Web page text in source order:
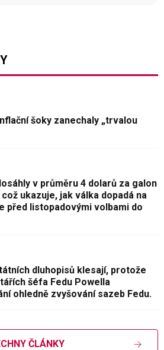
šoky zanechaly „trvalou
v průměru 4 dolarů za galon
ukazuje, jak válka dopadá na
před listopadovými volbami do
dluhopisů klesají, protože
šéfa Fedu Powella
ohledně zvyšování sazeb Fedu.
ČLÁNKY